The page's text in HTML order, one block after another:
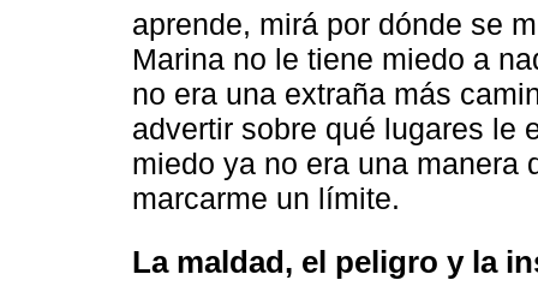
aprende, mirá por dónde se
Marina no le tiene miedo a
no era una extraña más
advertir sobre qué lugares le
miedo ya no era una manera
marcarme un límite.
La maldad, el peligro y la